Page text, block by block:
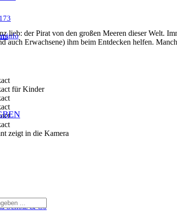
EN
lieb: der Pirat von den großen Meeren dieser Welt.
auch Erwachsene) ihm beim Entdecken helfen.
Scholz & Co